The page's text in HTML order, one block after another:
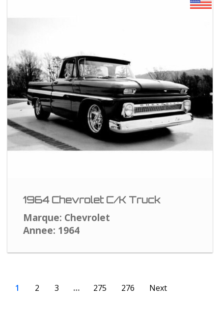
1964 Chevrolet C/K Truck
Marque: Chevrolet
Annee: 1964
1 2 3 … 275 276 Next